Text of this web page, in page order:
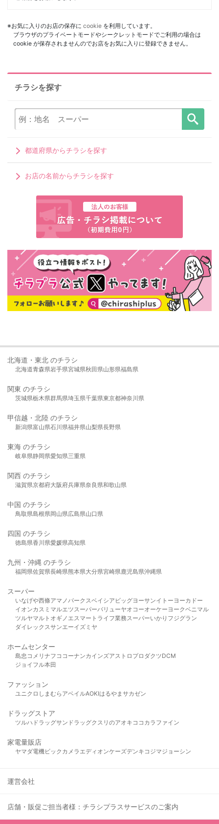
※お気に入りのお店の保存に cookie を利用しています。
ブラウザのプライベートモードやシークレットモードでご利用の場合は
cookie が保存されませんのでお店をお気に入りに登録できません。
チラシを探す
都道府県からチラシを探す
お店の名前からチラシを探す
北海道・東北 のチラシ
北海道青森県岩手県宮城県秋田県山形県福島県
関東 のチラシ
茨城県栃木県群馬県埼玉県千葉県東京都神奈川県
甲信越・北陸 のチラシ
新潟県富山県石川県福井県山梨県長野県
東海 のチラシ
岐阜県静岡県愛知県三重県
関西 のチラシ
滋賀県京都府大阪府兵庫県奈良県和歌山県
中国 のチラシ
鳥取県島根県岡山県広島県山口県
四国 のチラシ
徳島県香川県愛媛県高知県
九州・沖縄 のチラシ
福岡県佐賀県長崎県熊本県大分県宮崎県鹿児島県沖縄県
スーパー
いなげや西條アマノパークスベイシア ビッグヨーサンイトーヨーカドー
イオンカスミ マルエツスーパーバリューヤオコーオーケー ヨークベニマル
ツルヤマルト オギノ エスマート ライフ業務スーパーいかり フジグラン
ダイレックスサンエーイズミヤ
ホームセンター
島忠 コメリ ナフコ コーナンカインズアストロプロダクツDCM
ジョイフル本田
ファッション
ユニクロ しまむら アベイルAOKIはるやま サカゼン
ドラッグストア
ツルハドラッグサンドラッグクスリのアオキ ココカラファイン
家電量販店
ヤマダ電機ビックカメラ エディオンケーズデンキ コジマジョーシン
運営会社
店舗・販促ご担当者様：チラシプラスサービスのご案内